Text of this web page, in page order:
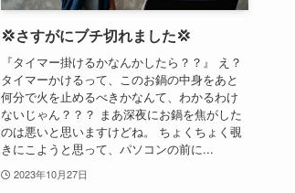
💢さすがにブチ切れました💢
『タイマー掛けるかなんかしたら？？』 え？
タイマーかけるって、このお鍋の中身をあと
何分で火を止めるべきかなんて、わかるわけ
ないじゃん？？？ まあ深夜にお鍋を焦がした
のは悪いと思いますけどね。 ちょくちょく覗
きにこようと思って、パソコンの前に...
2023年10月27日